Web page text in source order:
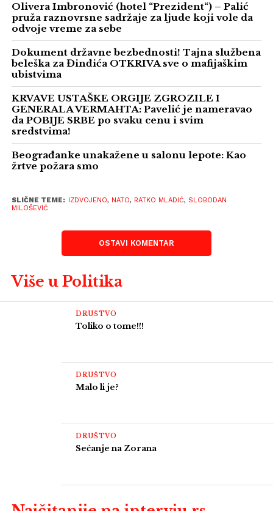
Olivera Imbronović (hotel “Prezident“) – Palić
pruža raznovrsne sadržaje za ljude koji vole da
odvoje vreme za sebe
Dokument državne bezbednosti! Tajna službena
beleška za Đinđića OTKRIVA sve o mafijaškim
ubistvima
KRVAVE USTAŠKE ORGIJE ZGROZILE I
GENERALA VERMAHTA: Pavelić je nameravao
da POBIJE SRBE po svaku cenu i svim
sredstvima!
Beograđanke unakažene u salonu lepote: Kao
žrtve požara smo
SLIČNE TEME: IZDVOJENO, NATO, RATKO MLADIĆ, SLOBODAN
MILOŠEVIĆ
OSTAVI KOMENTAR
Više u Politika
DRUŠTVO
Toliko o tome!!!
DRUŠTVO
Malo li je?
DRUŠTVO
Sećanje na Zorana